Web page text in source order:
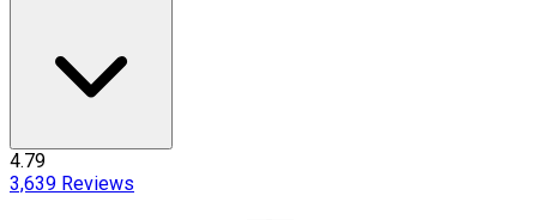
4.79
3,639 Reviews